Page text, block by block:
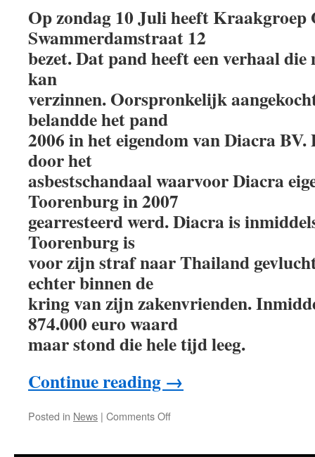
Op zondag 10 Juli heeft Kraakgroep
Swammerdamstraat 12
bezet. Dat pand heeft een verhaal
kan
verzinnen. Oorspronkelijk
belandde het pand
2006 in het eigendom van Diacra BV.
door het
asbestschandaal waarvoor Diacra
Toorenburg in 2007
gearresteerd werd. Diacra is
Toorenburg is
voor zijn straf naar Thailand
echter binnen de
kring van zijn zakenvrienden.
874.000 euro waard
maar stond die hele tijd leeg.
Continue reading →
Posted in News | Comments Off